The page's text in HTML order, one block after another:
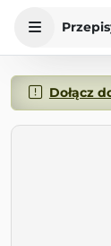
Dołącz